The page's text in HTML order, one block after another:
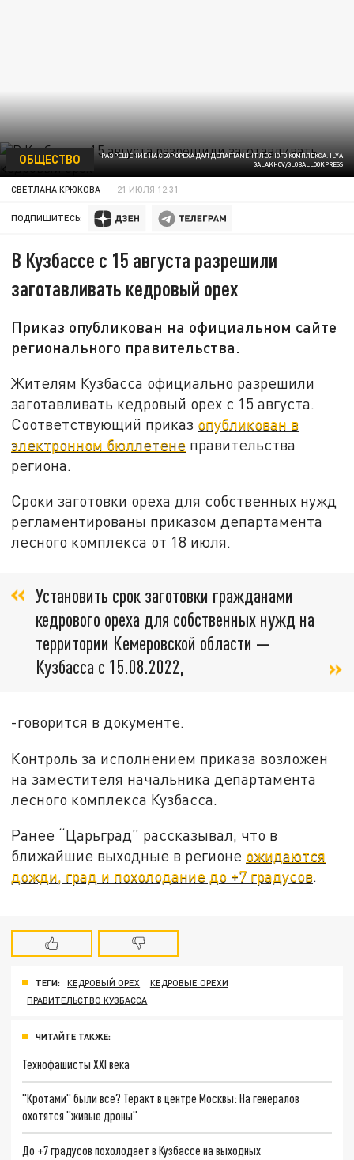
РАЗРЕШЕНИЕ НА СБОР ОРЕХА ДАЛ ДЕПАРТАМЕНТ ЛЕСНОГО КОМПЛЕКСА. ILYA
GALAKHOV/GLOBALLOOKPRESS
ОБЩЕСТВО
СВЕТЛАНА КРЮКОВА 21 ИЮЛЯ 12:31
ПОДПИШИТЕСЬ:
В Кузбассе с 15 августа разрешили
заготавливать кедровый орех
Приказ опубликован на официальном сайте
регионального правительства.
Жителям Кузбасса официально разрешили
заготавливать кедровый орех с 15 августа.
Соответствующий приказ опубликован в
электронном бюллетене правительства
региона.
Сроки заготовки ореха для собственных нужд
регламентированы приказом департамента
лесного комплекса от 18 июля.
Установить срок заготовки гражданами
кедрового ореха для собственных нужд на
территории Кемеровской области —
Кузбасса с 15.08.2022,
-говорится в документе.
Контроль за исполнением приказа возложен
на заместителя начальника департамента
лесного комплекса Кузбасса.
Ранее “Царьград” рассказывал, что в
ближайшие выходные в регионе ожидаются
дожди, град и похолодание до +7 градусов.
ТЕГИ: КЕДРОВЫЙ ОРЕХ
КЕДРОВЫЕ ОРЕХИ
ПРАВИТЕЛЬСТВО КУЗБАССА
ЧИТАЙТЕ ТАКЖЕ:
Технофашисты XXI века
"Кротами" были все? Теракт в центре Москвы: На генералов
охотятся "живые дроны"
До +7 градусов похолодает в Кузбассе на выходных